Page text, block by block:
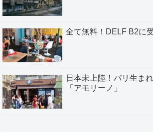
全て無料！DELF B2に
日本未上陸！パリ生ま
「アモリーノ」